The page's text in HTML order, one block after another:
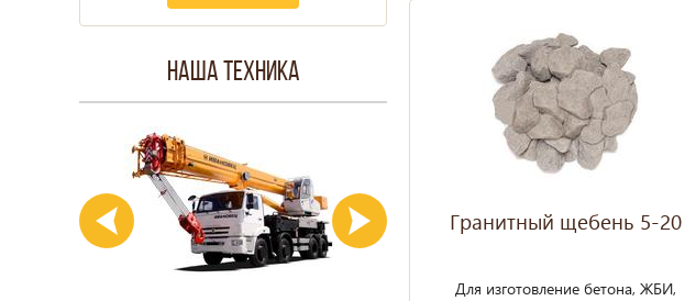
Наша техника
Гранитный щебень 5-20
Для изготовление бетона, ЖБИ,